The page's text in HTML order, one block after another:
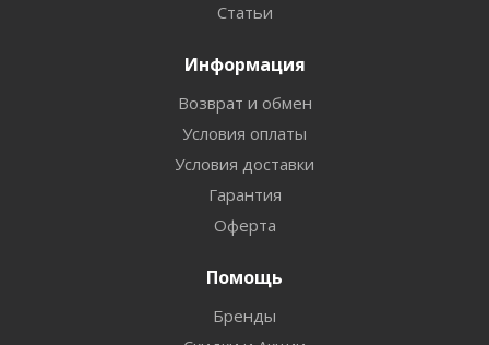
Статьи
Информация
Возврат и обмен
Условия оплаты
Условия доставки
Гарантия
Оферта
Помощь
Бренды